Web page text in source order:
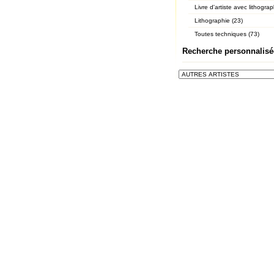
Livre d'artiste avec
Lithographie (23)
Toutes techniques (73)
Recherche